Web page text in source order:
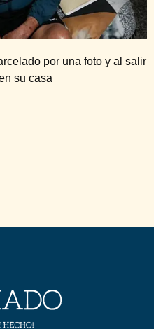
por una foto y al salir
su casa